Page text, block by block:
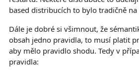
based distribucích to bylo tradičně
Dále je dobré si všimnout, že
obsah jedno pravidla, to musí platit
aby mělo pravidlo shodu. Tedy v
pravidla: